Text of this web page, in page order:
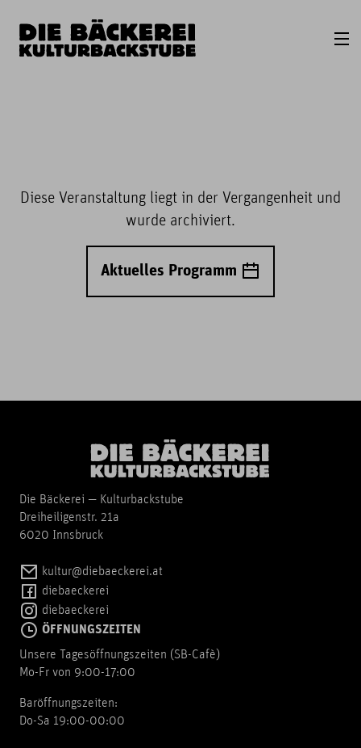
Diese Veranstaltung liegt in der Vergangenheit und
wurde archiviert.
Aktuelles Programm
Die Bäckerei — Kulturbackstube
Dreiheiligenstr. 21a
6020 Innsbruck
kultur@diebaeckerei.at
diebaeckerei
diebaeckerei
ÖFFNUNGSZEITEN
Unsere Tagesöffnungszeiten (SB-Cafè)
Mo-Fr von 9:00-17:00
Baröffnungszeiten:
Do-Sa 19:00-00:00